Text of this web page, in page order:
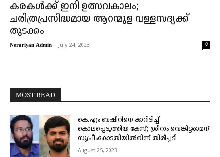
കരകൾക്ക് ഇനി ഉത്സവകാലം;
ചരിത്രപ്രസിദ്ധമായ ആറന്മുള വള്ളസദ്യക്ക്
തുടക്കം
Nerariyan Admin - July 24, 2023 0
MOST READ
കെ.എം ബഷീറിനെ കാറിടിച്ച്
കൊലപ്പെടുത്തിയ കേസ്; ശ്രീറാം വെങ്കിട്ടരാമന്
സുപ്രീംകോടതിയിൽനിന്ന് തിരിച്ചടി
August 25, 2023